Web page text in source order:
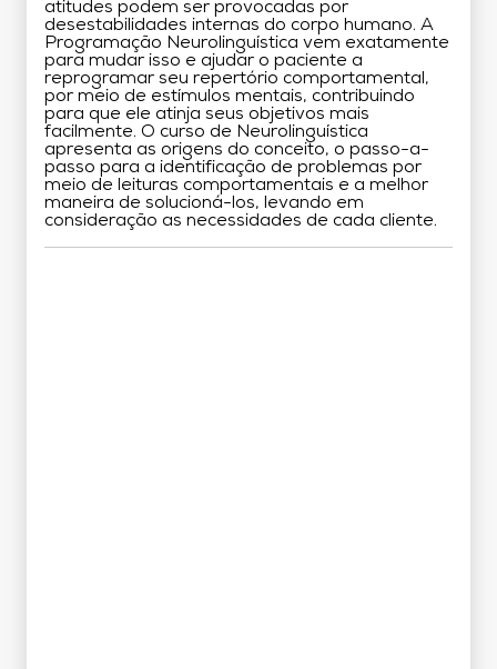
atitudes podem ser provocadas por
desestabilidades internas do corpo humano. A
Programação Neurolinguística vem exatamente
para mudar isso e ajudar o paciente a
reprogramar seu repertório comportamental,
por meio de estímulos mentais, contribuindo
para que ele atinja seus objetivos mais
facilmente. O curso de Neurolinguística
apresenta as origens do conceito, o passo-a-
passo para a identificação de problemas por
meio de leituras comportamentais e a melhor
maneira de solucioná-los, levando em
consideração as necessidades de cada cliente.